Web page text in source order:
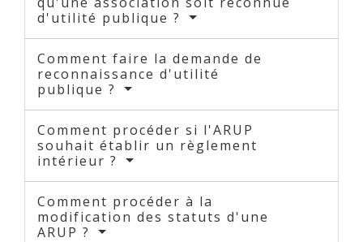
d'utilité publique ?
Comment faire la demande de
reconnaissance d'utilité
publique ?
Comment procéder si l'ARUP
souhait établir un règlement
intérieur ?
Comment procéder à la
modification des statuts d'une
ARUP ?